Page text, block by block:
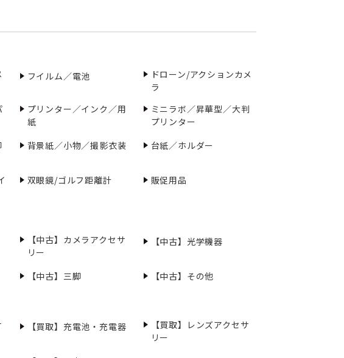
フイルム／電池
ドローン/アクションカメ
ラ
プリンター／インク／用
紙
ミニラボ／昇華型／大判
プリンター
背景紙／小物／撮影衣装 台紙／ホルダー
双眼鏡/ゴルフ距離計 販促用品
【中古】カメラアクセサ
リー
【中古】光学機器
【中古】三脚 【中古】その他
【買取】充電池・充電器
【買取】レンズアクセサ
リー